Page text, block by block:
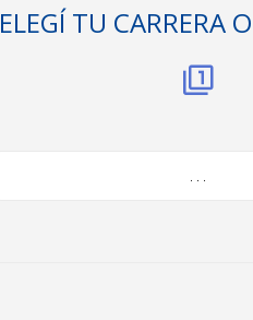
ELEGÍ TU CARRERA
. . .